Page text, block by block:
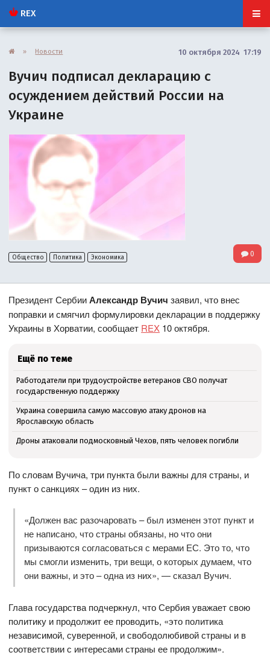
REX
» Новости 10 октября 2024 17:19
Вучич подписал декларацию с
осуждением действий России на
Украине
Общество Политика Экономика 0
Президент СербииАлександр Вучич заявил, что внес
поправки и смягчил формулировки декларации в поддержку
Украины в Хорватии, сообщает REX 10 октября.
Ещё по теме
Работодатели при трудоустройстве ветеранов СВО получат
государственную поддержку
Украина совершила самую массовую атаку дронов на
Ярославскую область
Дроны атаковали подмосковный Чехов, пять человек погибли
По словам Вучича, три пункта были важны для страны, и
пункт о санкциях – один из них.
«Должен вас разочаровать – был изменен этот пункт и
не написано, что страны обязаны, но что они
призываются согласоваться с мерами ЕС. Это то, что
мы смогли изменить, три вещи, о которых думаем, что
они важны, и это – одна из них», — сказал Вучич.
Глава государства подчеркнул, что Сербия уважает свою
политику и продолжит ее проводить, «это политика
независимой, суверенной, и свободолюбивой страны и в
соответствии с интересами страны ее продолжим».